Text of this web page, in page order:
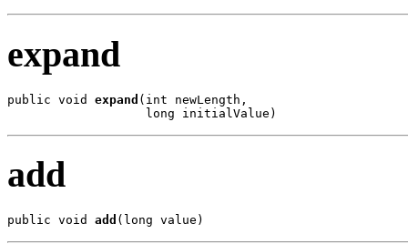
expand
public void expand (int newLength,
                   long initialValue)
add
public void add (long value)